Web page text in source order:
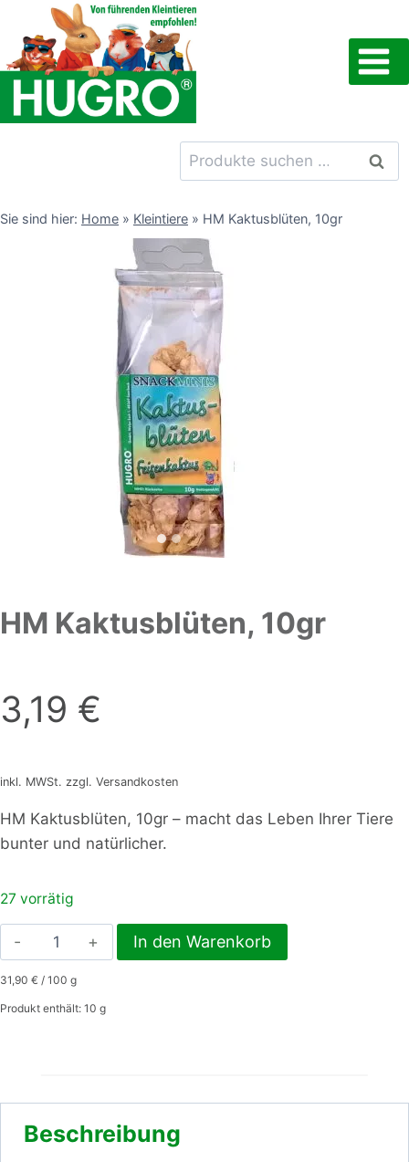
Inhalt
springen
Suchen
nach:
Sie sind hier: Home » Kleintiere » HM Kaktusblüten, 10gr
HM Kaktusblüten, 10gr
3,19 €
inkl. MWSt. zzgl. Versandkosten
HM Kaktusblüten, 10gr – macht das Leben Ihrer Tiere
bunter und natürlicher.
27 vorrätig
HM
Kaktusblüten,
10gr
Menge
In den Warenkorb
31,90 € / 100 g
Produkt enthält: 10 g
Beschreibung